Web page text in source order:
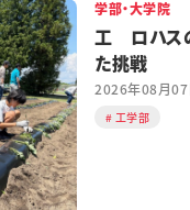
学部・大学院
工 ロハス
た挑戦
2026年08月07
工学部